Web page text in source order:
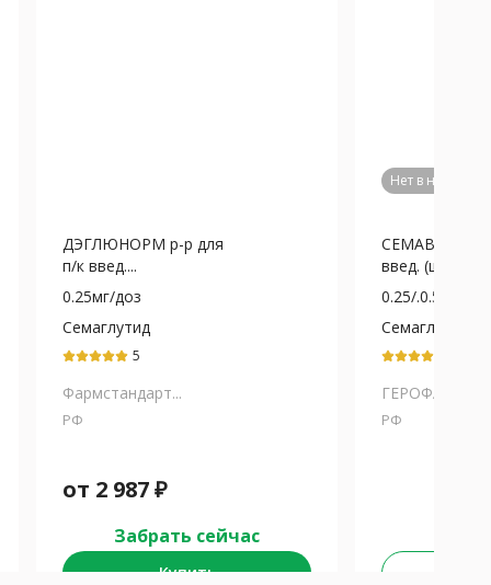
ДЭГЛЮНОРМ р-р для
п/к введ....
0.25мг/доз
Семаглутид
5
Фармстандарт...
РФ
от 2 987₽
Забрать сейчас
Купить
Нет в наличии
СЕМАВИК р-р
введ. (шприц-
0.25/.0.5/
Семаглутид
ГЕРОФАРМ
РФ